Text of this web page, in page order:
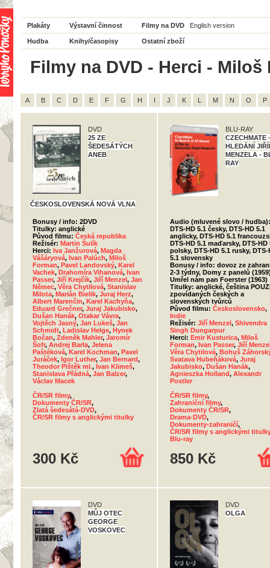
Plakáty Výstavní činnost Filmy na DVD English version
Hudba Knihy/časopisy Ostatní zboží
Filmy na DVD - Herci -
A B C D E F G H I J K L M N O P
DVD
25 ZE
ŠEDESÁTÝCH
ANEB
ČESKOSLOVENSKÁ NOVÁ VLNA
Bonusy / info: 2DVD
Titulky: anglické
Původ filmu: Česká republika
Režisér: Martin Šulík
Herci: Iva Janžurová, Magda
Vášáryová, Ivan Palúch, Miloš
Forman, Pavel Landovský, Karel
Vachek, Drahomíra Vihanová, Ivan
Passer, Jiří Krejčík, Jiří Menzel, Jan
Němec, Věra Chytilová, Stanislav
Milota, Marián Bielik, Juraj Herz,
Albert Marenčin, Karel Kachyňa,
Eduard Grečner, Juraj Jakubisko,
Dušan Hanák, Otakar Vávra,
Vojtěch Jasný, Jan Lukeš, Jan
Schmidt, Ladislav Helge, Hynek
Bočan, Zdeněk Mahler, Jaromír
Šofr, Andrej Barla, Jelena
Paštéková, Karel Kochman, Pavel
Juráček, Igor Luther, Jan Bernard,
Theodor Pištěk ml., Ivan Klimeš,
Stanislava Přádná, Jan Balzer,
Václav Macek
ČR/SR filmy,
Dokumenty ČR/SR,
Zlatá šedesátá-DVD,
ČR/SR filmy s anglickými titulky
300 Kč
BLU-RAY
CZECHMATE
HLEDÁNÍ
MENZELA -
RAY
Audio (mluvené slovo / hudba):
DTS-HD 5.1 česky, DTS-HD 5.1
anglicky, DTS-HD 5.1
DTS-HD 5.1 maďarsky, DTS-HD
polsky, DTS-HD 5.1 rusky, DTS-
5.1 slovensky
Bonusy / info: dovoz ze
2-3 týdny, Domy z panelů
Umřel nám pan Foerster (1963)
Titulky: anglické, čeština
zpovídaných českých a
slovenských tvůrců
Původ filmu: Československo,
Indie
Režisér: Jiří Menzel, Shivendra
Singh Dungarpur
Herci: Emir Kusturica, Miloš
Forman, Ivan Passer, Jiří
Věra Chytilová, Bohuš
Svatava Hubeňáková, Juraj
Jakubisko, Dušan Hanák,
Agnieszka Holland, Alexandr
Postler
ČR/SR filmy,
Zahraniční filmy,
Dokumenty ČR/SR,
Drama-DVD,
Dokumenty-zahraničí,
ČR/SR filmy s anglickými titulky
Blu-ray
850 Kč
DVD
MŮJ OTEC
GEORGE
VOSKOVEC
DVD
OLGA